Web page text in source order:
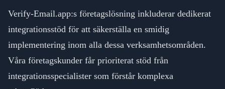
Verify-Email.app:s företagslösning inkluderar dedikerat
integrationsstöd för att säkerställa en smidig
implementering inom alla dessa verksamhetsområden.
Våra företagskunder får prioriterat stöd från
integrationsspecialister som förstår komplexa